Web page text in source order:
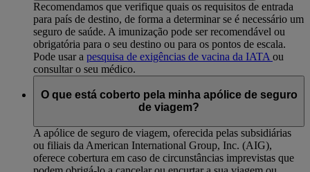
Recomendamos que verifique quais os requisitos de entrada
para país de destino, de forma a determinar se é necessário um
seguro de saúde. A imunização pode ser recomendável ou
obrigatória para o seu destino ou para os pontos de escala.
Pode usar a pesquisa de exigências de vacina da IATA ou
consultar o seu médico.
O que está coberto pela minha apólice de seguro
de viagem?
A apólice de seguro de viagem, oferecida pelas subsidiárias
ou filiais da American International Group, Inc. (AIG),
oferece cobertura em caso de circunstâncias imprevistas que